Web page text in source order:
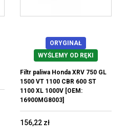
ORYGINAŁ
WYŚLEMY OD RĘKI
Filtr paliwa Honda XRV 750 GL
1500 VT 1100 CBR 600 ST
1100 XL 1000V [OEM:
16900MG8003]
156,22 zł